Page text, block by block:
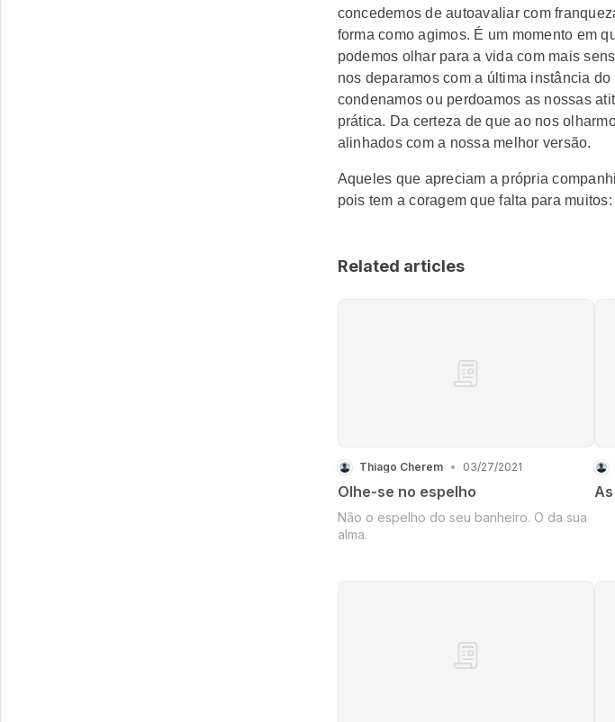
concedemos de autoavaliar com
forma como agimos. É um momento em
podemos olhar para a vida com mais
nos deparamos com a última instância
condenamos ou perdoamos as nossas
prática. Da certeza de que ao nos
alinhados com a nossa melhor versão.
Aqueles que apreciam a própria
pois tem a coragem que falta para
Related articles
Thiago Cherem • 03/27/2021
Olhe-se no espelho
Não o espelho do seu banheiro. O da sua
alma.